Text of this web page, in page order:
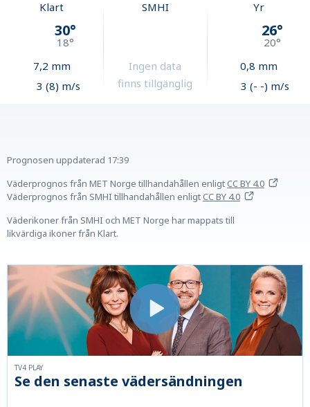
Klart
30°
18°
7,2 mm
3 (8) m/s
SMHI
Ingen data
finns tillgänglig
Yr
26°
20°
0,8 mm
3 (- -) m/s
Prognosen uppdaterad 17:39
Väderprognos från MET Norge tillhandahållen enligtCC BY 4.0
Väderprognos från SMHI tillhandahållen enligtCC BY 4.0
Väderikoner från SMHI och MET Norge har mappats till
likvärdiga ikoner från Klart.
Se den senaste vädersändningen
TV4 PLAY